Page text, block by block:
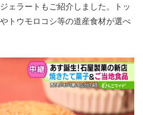
ェラートもご紹介しました。トッ
トウモロコシ等の道産食材が選べ